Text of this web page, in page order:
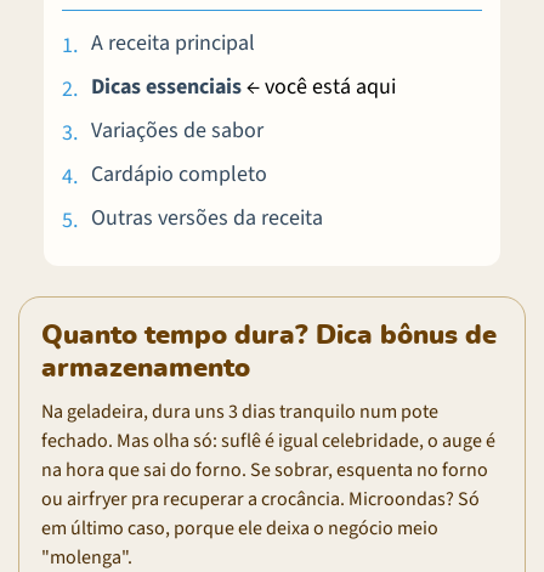
A receita principal
Dicas essenciais← você está aqui
Variações de sabor
Cardápio completo
Outras versões da receita
Quanto tempo dura? Dica bônus de
armazenamento
Na geladeira, dura uns 3 dias tranquilo num pote
fechado. Mas olha só: suflê é igual celebridade, o auge é
na hora que sai do forno. Se sobrar, esquenta no forno
ou airfryer pra recuperar a crocância. Microondas? Só
em último caso, porque ele deixa o negócio meio
"molenga".